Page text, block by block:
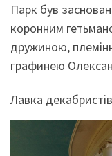
Парк був
коронним
дружиною,
графинею
Лавка